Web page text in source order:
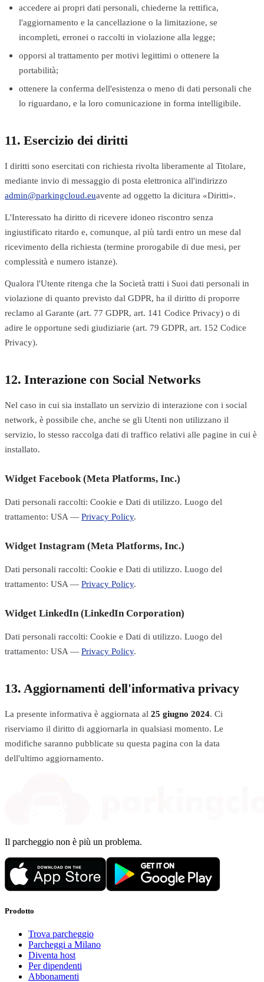
accedere ai propri dati personali, chiederne la rettifica,
l'aggiornamento e la cancellazione o la limitazione, se
incompleti, erronei o raccolti in violazione alla legge;
opporsi al trattamento per motivi legittimi o ottenere la
portabilità;
ottenere la conferma dell'esistenza o meno di dati personali che
lo riguardano, e la loro comunicazione in forma intelligibile.
11. Esercizio dei diritti
I diritti sono esercitati con richiesta rivolta liberamente al Titolare,
mediante invio di messaggio di posta elettronica all'indirizzo
admin@parkingcloud.euavente ad oggetto la dicitura «Diritti».
L'Interessato ha diritto di ricevere idoneo riscontro senza
ingiustificato ritardo e, comunque, al più tardi entro un mese dal
ricevimento della richiesta (termine prorogabile di due mesi, per
complessità e numero istanze).
Qualora l'Utente ritenga che la Società tratti i Suoi dati personali in
violazione di quanto previsto dal GDPR, ha il diritto di proporre
reclamo al Garante (art. 77 GDPR, art. 141 Codice Privacy) o di
adire le opportune sedi giudiziarie (art. 79 GDPR, art. 152 Codice
Privacy).
12. Interazione con Social Networks
Nel caso in cui sia installato un servizio di interazione con i social
network, è possibile che, anche se gli Utenti non utilizzano il
servizio, lo stesso raccolga dati di traffico relativi alle pagine in cui è
installato.
Widget Facebook (Meta Platforms, Inc.)
Dati personali raccolti: Cookie e Dati di utilizzo. Luogo del
trattamento: USA — Privacy Policy.
Widget Instagram (Meta Platforms, Inc.)
Dati personali raccolti: Cookie e Dati di utilizzo. Luogo del
trattamento: USA — Privacy Policy.
Widget LinkedIn (LinkedIn Corporation)
Dati personali raccolti: Cookie e Dati di utilizzo. Luogo del
trattamento: USA — Privacy Policy.
13. Aggiornamenti dell'informativa privacy
La presente informativa è aggiornata al 25 giugno 2024. Ci
riserviamo il diritto di aggiornarla in qualsiasi momento. Le
modifiche saranno pubblicate su questa pagina con la data
dell'ultimo aggiornamento.
Il parcheggio non è più un problema.
Prodotto
Trova parcheggio
Parcheggi a Milano
Diventa host
Per dipendenti
Abbonamenti